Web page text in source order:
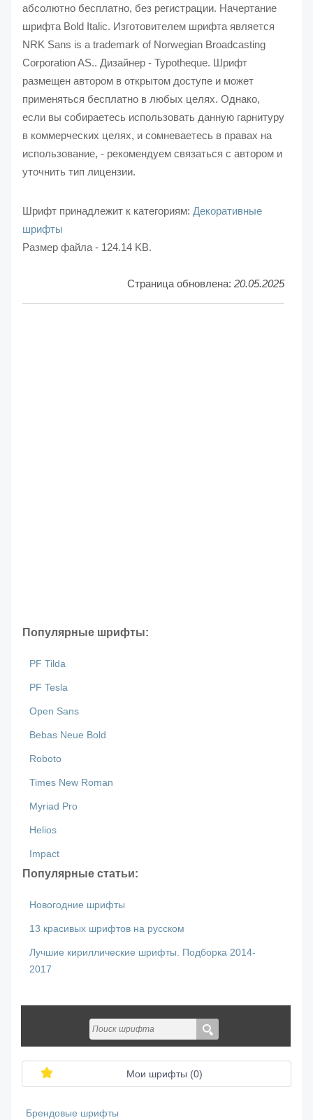
абсолютно бесплатно, без регистрации. Начертание
шрифта Bold Italic. Изготовителем шрифта является
NRK Sans is a trademark of Norwegian Broadcasting
Corporation AS.. Дизайнер - Typotheque. Шрифт
размещен автором в открытом доступе и может
применяться бесплатно в любых целях. Однако,
если вы собираетесь использовать данную гарнитуру
в коммерческих целях, и сомневаетесь в правах на
использование, - рекомендуем связаться с автором и
уточнить тип лицензии.
Шрифт принадлежит к категориям: Декоративные
шрифты
Размер файла - 124.14 KB.
Страница обновлена: 20.05.2025
Популярные шрифты:
PF Tilda
PF Tesla
Open Sans
Bebas Neue Bold
Roboto
Times New Roman
Myriad Pro
Helios
Impact
Популярные статьи:
Новогодние шрифты
13 красивых шрифтов на русском
Лучшие кириллические шрифты. Подборка 2014-
2017
Мои шрифты (0)
Брендовые шрифты